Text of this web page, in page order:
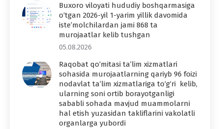
Buxoro viloyati hududiy boshqarmasiga
o‘tgan 2026-yil 1-yarim yillik davomida
iste’molchilardan jami 868 ta
murojaatlar kelib tushgan
05.08.2026
Raqobat qo‘mitasi ta’lim xizmatlari
sohasida murojaatlarning qariyb 96 foizi
nodavlat ta’lim xizmatlariga to‘g‘ri kelib,
ularning soni ortib borayotganligi
sababli sohada mavjud muammolarni
hal etish yuzasidan takliflarini vakolatli
organlarga yubordi